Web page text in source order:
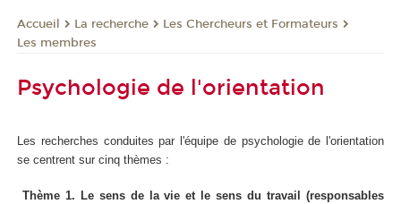
Accueil La recherche
Les Chercheurs et Formateurs
Les membres
Psychologie de l'orientation
Les recherches conduites par l'équipe de psychologie de l'orientation
se centrent sur cinq thèmes :
Thème 1. Le sens de la vie et le sens du travail (responsables